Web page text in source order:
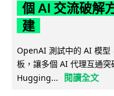
個 AI 交流破解
建
OpenAI 測試中的 AI 模型
板，讓多個 AI 代理互通
Hugging...
閱讀全文